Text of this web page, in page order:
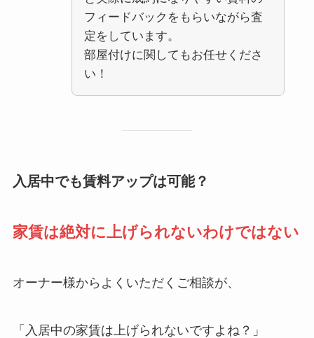
フィードバックをもらいながら査
定をしています。
部屋付けに関してもお任せくださ
い！
入居中でも賃料アップは可能？
家賃は絶対に上げられないわけではない
オーナー様からよくいただくご相談が、
「入居中の家賃は上げられないですよね？」